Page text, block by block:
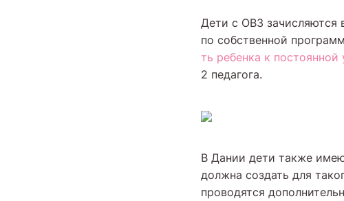
Дети с ОВЗ зачисляются
по собственной
ть ребенка к
2 педагога.
В Дании дети также
должна создать для
проводятся